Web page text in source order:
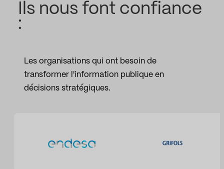
Ils nous font confiance
:
Les organisations qui ont besoin de
transformer l'information publique en
décisions stratégiques.